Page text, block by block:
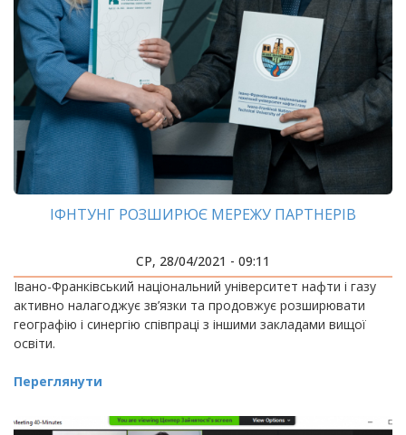
ІФНТУНГ РОЗШИРЮЄ МЕРЕЖУ ПАРТНЕРІВ
СР, 28/04/2021 - 09:11
Івано-Франківський національний університет нафти і газу
активно налагоджує зв’язки та продовжує розширювати
географію і синергію співпраці з іншими закладами вищої
освіти.
Переглянути